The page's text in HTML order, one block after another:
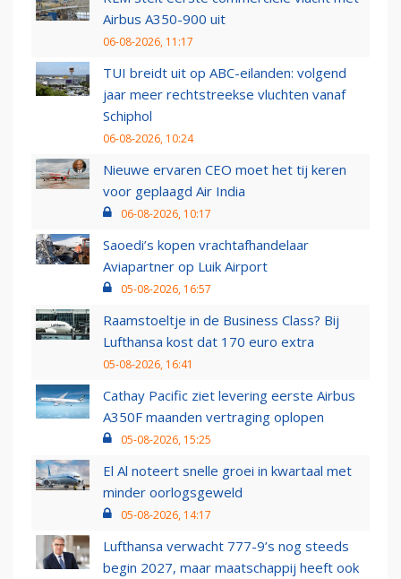
Airbus A350-900 uit
06-08-2026, 11:17
TUI breidt uit op ABC-eilanden: volgend
jaar meer rechtstreekse vluchten vanaf
Schiphol
06-08-2026, 10:24
Nieuwe ervaren CEO moet het tij keren
voor geplaagd Air India
06-08-2026, 10:17
Saoedi’s kopen vrachtafhandelaar
Aviapartner op Luik Airport
05-08-2026, 16:57
Raamstoeltje in de Business Class? Bij
Lufthansa kost dat 170 euro extra
05-08-2026, 16:41
Cathay Pacific ziet levering eerste Airbus
A350F maanden vertraging oplopen
05-08-2026, 15:25
El Al noteert snelle groei in kwartaal met
minder oorlogsgeweld
05-08-2026, 14:17
Lufthansa verwacht 777-9’s nog steeds
begin 2027, maar maatschappij heeft ook